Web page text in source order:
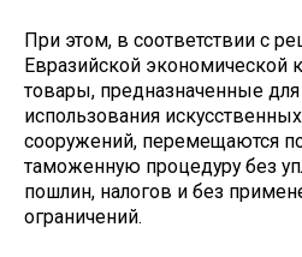
При этом, в соответствии с
Евразийской экономической
товары, предназначенные для
использования
сооружений, перемещаются
таможенную процедуру без
пошлин, налогов и без
ограничений.